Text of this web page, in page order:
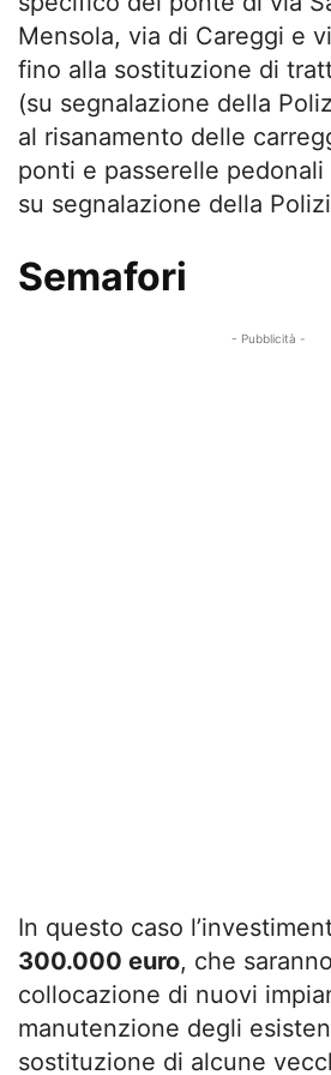
Mensola, via di Careggi e
fino alla sostituzione di
(su segnalazione della
al risanamento delle
ponti e passerelle
su segnalazione della
Semafori
- Pubblicità -
In questo caso
300.000 euro, che
collocazione di nuovi
manutenzione degli
sostituzione di alcune